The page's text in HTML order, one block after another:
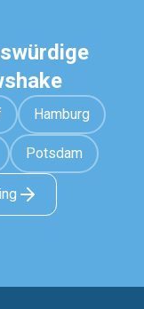
Hamburg
Potsdam